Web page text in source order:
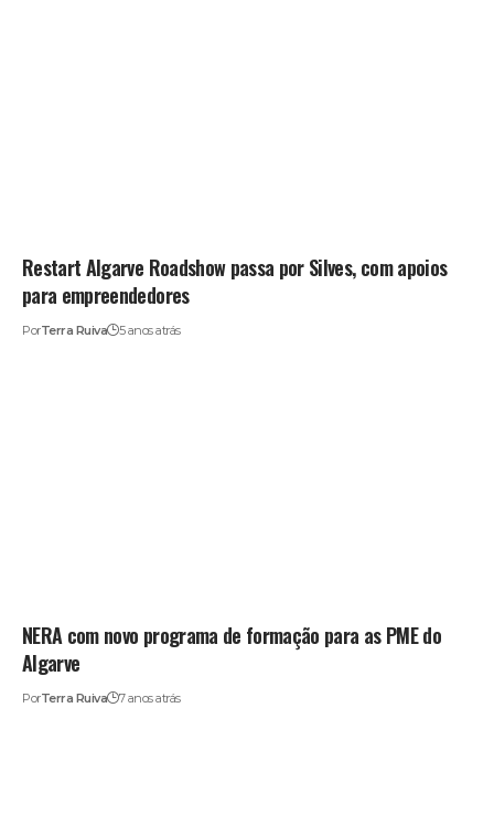
Restart Algarve Roadshow passa por Silves, com apoios
para empreendedores
PorTerra Ruiva 5 anos atrás
NERA com novo programa de formação para as PME do
Algarve
PorTerra Ruiva 7 anos atrás